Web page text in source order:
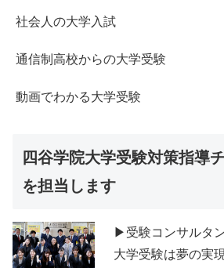
社会人の大学入試
通信制高校からの大学受験
動画でわかる大学受験
四谷学院大学受験対策指導
を担当します
▶受験コンサルタ
大学受験は夢の実